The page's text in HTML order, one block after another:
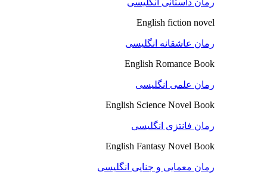
English fiction novel
رمان عاشقانه انگلیسی
English Romance Book
رمان علمی انگلیسی
English Science Novel Book
رمان فانتزی انگلیسی
English Fantasy Novel Book
رمان معمایی و جنایی انگلیسی